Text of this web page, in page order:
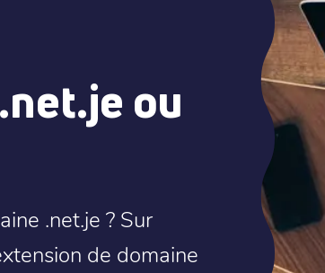
ou
.net.je ? Sur
de domaine